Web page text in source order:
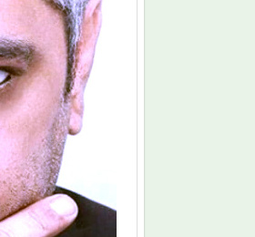
حين ماتت
صناعة الهوية الوطنية